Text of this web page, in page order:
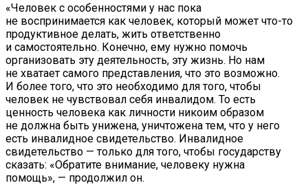
«Человек с особенностями у нас пока
не воспринимается как человек, который может что-то
продуктивное делать, жить ответственно
и самостоятельно. Конечно, ему нужно помочь
организовать эту деятельность, эту жизнь. Но нам
не хватает самого представления, что это возможно.
И более того, что это необходимо для того, чтобы
человек не чувствовал себя инвалидом. То есть
ценность человека как личности никоим образом
не должна быть унижена, уничтожена тем, что у него
есть инвалидное свидетельство. Инвалидное
свидетельство — только для того, чтобы государству
сказать: «Обратите внимание, человеку нужна
помощь», — продолжил он.